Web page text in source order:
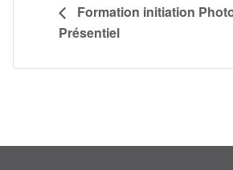
Formation initiation
Présentiel